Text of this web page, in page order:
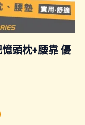
憶頭枕+腰靠 優